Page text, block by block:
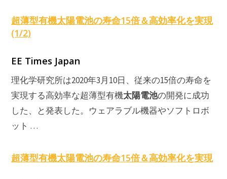
超薄型有機太陽電池の寿命15倍＆高効率化を実現
(1/2)
EE Times Japan
理化学研究所は2020年3月10日、従来の15倍の寿命を
実現する高効率な超薄型有機太陽電池の開発に成功
した、と発表した。ウェアラブル機器やソフトロボ
ット …
超薄型有機太陽電池の寿命15倍＆高効率化を実現